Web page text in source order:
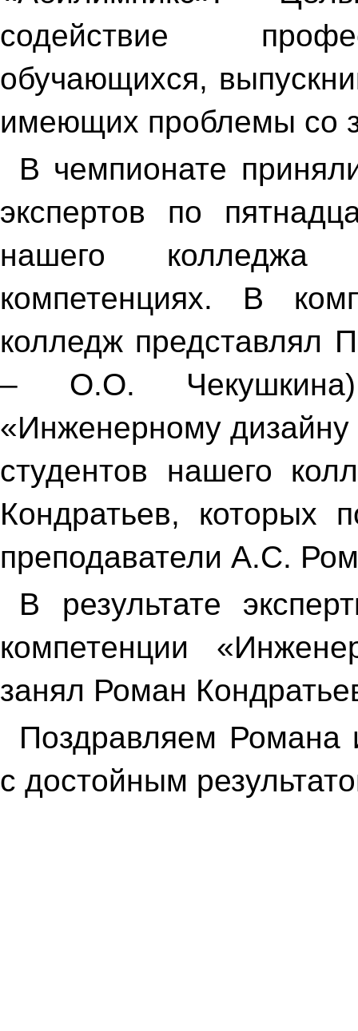
содействие
обучающихся,
имеющих проблемы со
В чемпионате
экспертов по
нашего колледжа
компетенциях. В
колледж представлял
– О.О.
«Инженерному
студентов нашего
Кондратьев, которых
преподаватели А.С.
В результате
компетенции
занял Роман
Поздравляем Романа
с достойным